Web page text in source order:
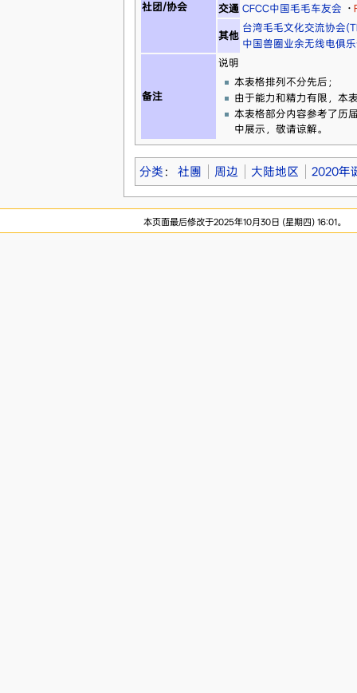
社团/协会
交通 CFCC中国毛毛车友会 ·
其他
台湾毛毛文化交流协会
中国兽圈业余无线电俱
备注
说明
本表格排列不分先后；
由于能力和精力有限，本
本表格部分内容参考了历
中展示，敬请谅解。
分类 ： 社團 周边 大陆地区 2020年
本页面最后修改于2025年10月30日 (星期四) 16:01。